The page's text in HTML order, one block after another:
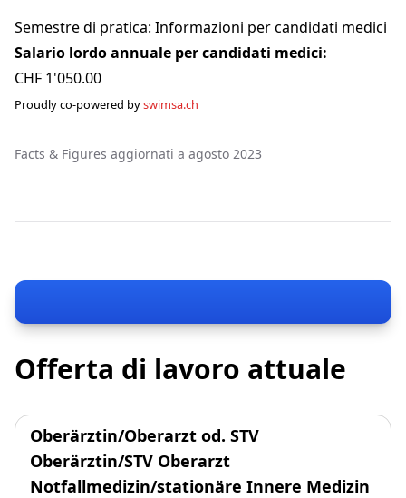
Semestre di pratica: Informazioni per candidati medici
Salario lordo annuale per candidati medici:
CHF 1'050.00
Proudly co-powered byswimsa.ch
Facts & Figures aggiornati a agosto 2023
Offerta di lavoro attuale
Oberärztin/Oberarzt od. STV
Oberärztin/STV Oberarzt
Notfallmedizin/stationäre Innere Medizin